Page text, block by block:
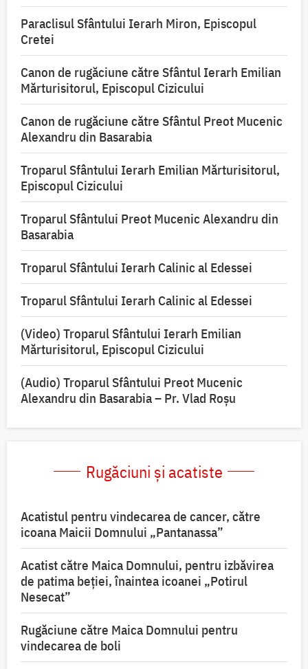
Paraclisul Sfântului Ierarh Miron, Episcopul
Cretei
Canon de rugăciune către Sfântul Ierarh Emilian
Mărturisitorul, Episcopul Cizicului
Canon de rugăciune către Sfântul Preot Mucenic
Alexandru din Basarabia
Troparul Sfântului Ierarh Emilian Mărturisitorul,
Episcopul Cizicului
Troparul Sfântului Preot Mucenic Alexandru din
Basarabia
Troparul Sfântului Ierarh Calinic al Edessei
Troparul Sfântului Ierarh Calinic al Edessei
(Video) Troparul Sfântului Ierarh Emilian
Mărturisitorul, Episcopul Cizicului
(Audio) Troparul Sfântului Preot Mucenic
Alexandru din Basarabia – Pr. Vlad Roșu
Rugăciuni și acatiste
Acatistul pentru vindecarea de cancer, către
icoana Maicii Domnului „Pantanassa”
Acatist către Maica Domnului, pentru izbăvirea
de patima beției, înaintea icoanei „Potirul
Nesecat”
Rugăciune către Maica Domnului pentru
vindecarea de boli